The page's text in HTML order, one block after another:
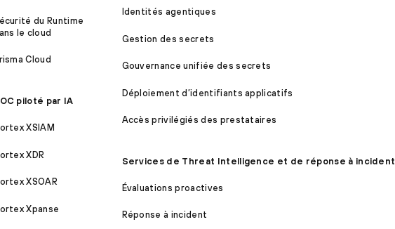
du Runtime
le cloud
Cloud
piloté par IA
XSIAM
XDR
XSOAR
Xpanse
Identités agentiques
Gestion des secrets
Gouvernance unifiée des secrets
Déploiement d’identifiants applicatifs
Accès privilégiés des prestataires
Services de Threat Intelligence et de réponse à incident
Évaluations proactives
Réponse à incident